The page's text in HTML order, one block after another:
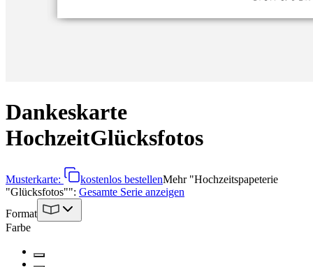
Dankeskarte
HochzeitGlücksfotos
Musterkarte: kostenlos bestellenMehr"Hochzeitspapeterie
"Glücksfotos"": Gesamte Serie anzeigen
Format
Farbe